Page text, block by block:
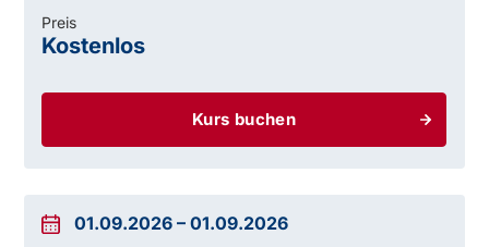
Kurs buchen
Preis
Kostenlos
01.09.2026 –01.09.2026